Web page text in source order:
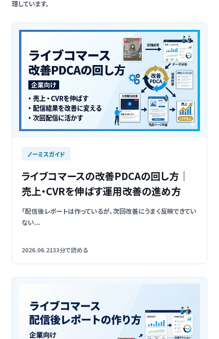
理しています。
ノーミスガイド
ライブコマースの改善PDCAの回し方｜
売上・CVRを伸ばす運用改善の進め方
「配信後レポートは作っているが、次回改善にうまく反映できてい
ない...
2026.06.2133分で読める